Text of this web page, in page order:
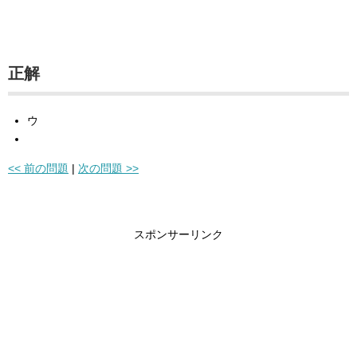
正解
ウ
<< 前の問題 | 次の問題 >>
スポンサーリンク